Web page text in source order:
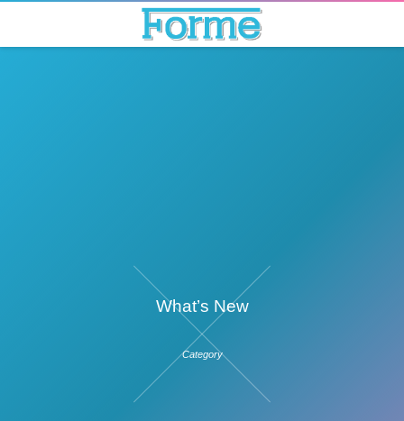
What’s New
Category